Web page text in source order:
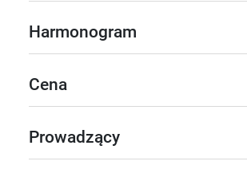
Harmonogram
Cena
Prowadzący